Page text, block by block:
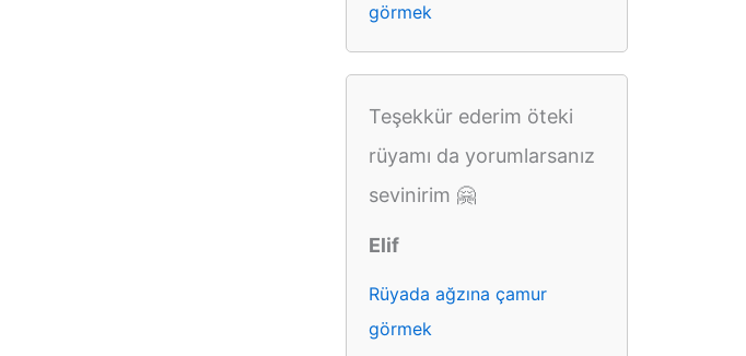
görmek
Teşekkür ederim öteki
rüyamı da yorumlarsanız
sevinirim 🤗
Elif
Rüyada ağzına çamur
görmek